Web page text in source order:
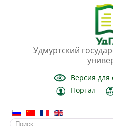
Удмуртский
Версия
Портал